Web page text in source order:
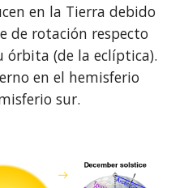
en la Tierra debido
de rotación respecto
órbita (de la eclíptica).
en el hemisferio
sur.